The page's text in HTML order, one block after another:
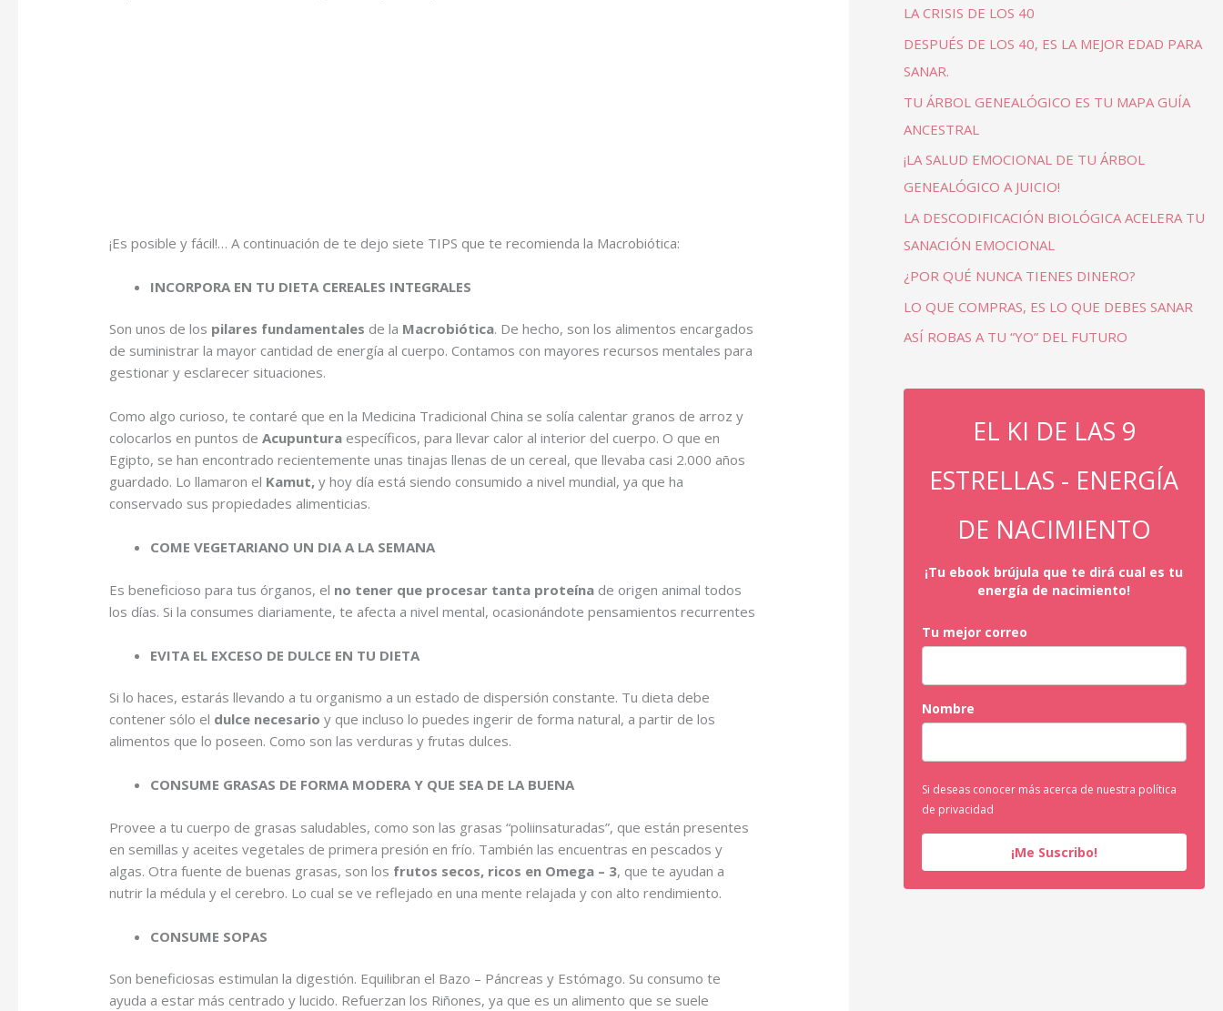
¡Es posible y fácil!… A continuación de te dejo siete TIPS que te recomienda la Macrobiótica:
INCORPORA EN TU DIETA CEREALES INTEGRALES
Son unos de los pilares fundamentales de la Macrobiótica. De hecho, son los alimentos encargados
de suministrar la mayor cantidad de energía al cuerpo. Contamos con mayores recursos mentales para
gestionar y esclarecer situaciones.
Como algo curioso, te contaré que en la Medicina Tradicional China se solía calentar granos de arroz y
colocarlos en puntos deAcupuntura específicos, para llevar calor al interior del cuerpo. O que en
Egipto, se han encontrado recientemente unas tinajas llenas de un cereal, que llevaba casi 2.000 años
guardado. Lo llamaron el Kamut, y hoy día está siendo consumido a nivel mundial, ya que ha
conservado sus propiedades alimenticias.
COME VEGETARIANO UN DIA A LA SEMANA
Es beneficioso para tus órganos, el no tener que procesar tanta proteína de origen animal todos
los días. Si la consumes diariamente, te afecta a nivel mental, ocasionándote pensamientos recurrentes
EVITA EL EXCESO DE DULCE EN TU DIETA
Si lo haces, estarás llevando a tu organismo a un estado de dispersión constante. Tu dieta debe
contener sólo el dulce necesarioy que incluso lo puedes ingerir de forma natural, a partir de los
alimentos que lo poseen. Como son las verduras y frutas dulces.
CONSUME GRASAS DE FORMA MODERA Y QUE SEA DE LA BUENA
Provee a tu cuerpo de grasas saludables, como son las grasas “poliinsaturadas”, que están presentes
en semillas y aceites vegetales de primera presión en frío. También las encuentras en pescados y
algas. Otra fuente de buenas grasas, son los frutos secos, ricos en Omega – 3, que te ayudan a
nutrir la médula y el cerebro. Lo cual se ve reflejado en una mente relajada y con alto rendimiento.
CONSUME SOPAS
Son beneficiosas estimulan la digestión. Equilibran el Bazo – Páncreas y Estómago. Su consumo te
ayuda a estar más centrado y lucido. Refuerzan los Riñones, ya que es un alimento que se suele
LA CRISIS DE LOS 40
DESPUÉS DE LOS 40, ES LA MEJOR EDAD PARA
SANAR.
TU ÁRBOL GENEALÓGICO ES TU MAPA GUÍA
ANCESTRAL
¡LA SALUD EMOCIONAL DE TU ÁRBOL
GENEALÓGICO A JUICIO!
LA DESCODIFICACIÓN BIOLÓGICA ACELERA TU
SANACIÓN EMOCIONAL
¿POR QUÉ NUNCA TIENES DINERO?
LO QUE COMPRAS, ES LO QUE DEBES SANAR
ASÍ ROBAS A TU “YO” DEL FUTURO
EL KI DE LAS 9
ESTRELLAS - ENERGÍA
DE NACIMIENTO
¡Tu ebook brújula que te dirá cual es tu
energía de nacimiento!
Tu mejor correo
Nombre
Si deseas conocer más acerca de nuestra política
de privacidad
¡Me Suscribo!